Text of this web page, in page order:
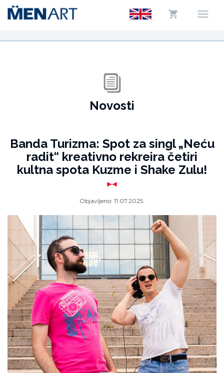
Novosti
Banda Turizma: Spot za singl „Neću
radit“ kreativno rekreira četiri
kultna spota Kuzme i Shake Zulu!
Objavljeno: 11.07.2025.